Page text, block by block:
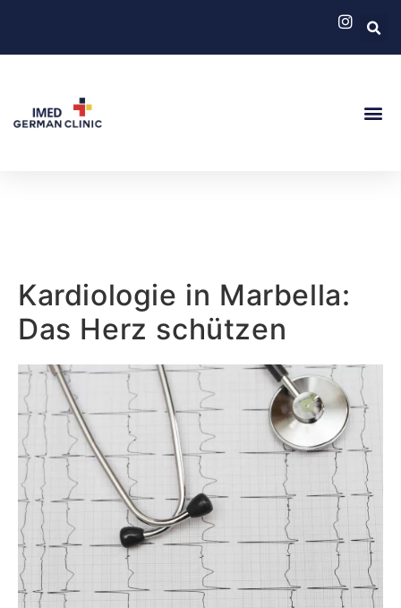
Kardiologie in Marbella:
Das Herz schützen